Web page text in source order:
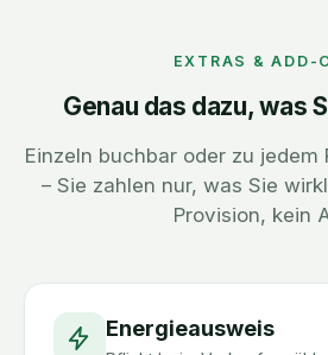
EXTRAS & ADD-
Genau das dazu, was
Einzeln buchbar oder zu jedem
– Sie zahlen nur, was Sie
Provision, kein
Energieausweis